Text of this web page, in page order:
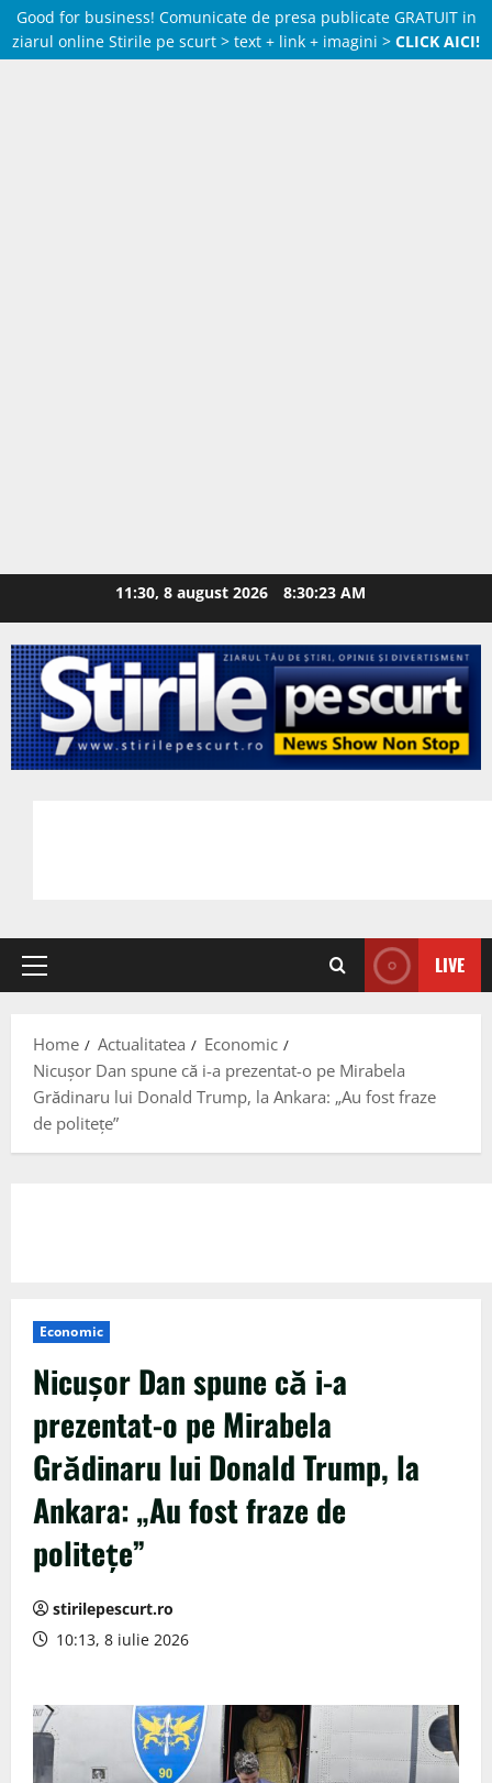
Good for business! Comunicate de presa publicate GRATUIT in
ziarul online Stirile pe scurt > text + link + imagini > CLICK AICI!
11:30, 8 august 2026 8:30:24 AM
Primary
LIVE
Home Actualitatea
Economic
Nicuşor Dan spune că i-a prezentat-o pe Mirabela
Grădinaru lui Donald Trump, la Ankara: „Au fost fraze
de politeţe”
Economic
Nicuşor Dan spune că i-a
prezentat-o pe Mirabela
Grădinaru lui Donald Trump, la
Ankara: „Au fost fraze de
politeţe”
stirilepescurt.ro
10:13, 8 iulie 2026